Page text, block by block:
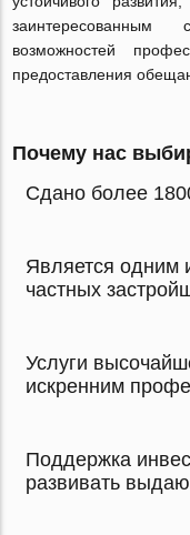
возможностей
предоставления
Почему нас
Сдано более
Является одним
частных
Услуги
искренним
Поддержка
развивать